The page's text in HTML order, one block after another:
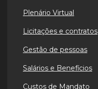
Plenário Virtual
Licitações e contratos
Gestão de pessoas
Salários e Benefícios
Custos de Mandato